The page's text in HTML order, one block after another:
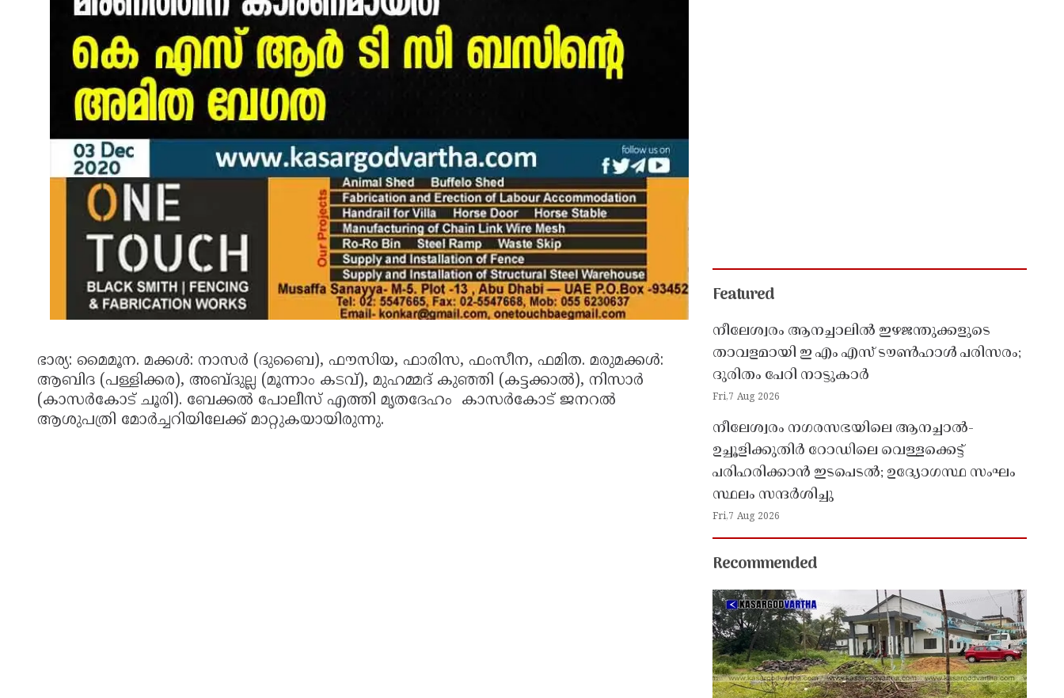
ഭാര്യ: മൈമൂന. മക്കള്‍: നാസര്‍ (ദുബൈ), ഫൗസിയ, ഫാരിസ, ഫംസീന, ഫമിത. മരുമക്കള്‍:
ആബിദ (പള്ളിക്കര), അബ്ദുല്ല (മൂന്നാം കടവ്), മുഹമ്മദ് കുഞ്ഞി (കട്ടക്കാല്‍), നിസാര്‍
(കാസര്‍കോട് ചൂരി). ബേക്കല്‍ പോലീസ് എത്തി മൃതദേഹം കാസര്‍കോട് ജനറല്‍
ആശുപത്രി മോര്‍ച്ചറിയിലേക്ക് മാറ്റുകയായിരുന്നു.
Featured
നീലേശ്വരം ആനച്ചാലിൽ ഇഴജന്തുക്കളുടെ
താവളമായി ഇ എം എസ് ടൗൺഹാൾ പരിസരം;
ദുരിതം പേറി നാട്ടുകാർ
Fri,7 Aug 2026
നീലേശ്വരം നഗരസഭയിലെ ആനച്ചാൽ-
ഉച്ചൂളിക്കുതിർ റോഡിലെ വെള്ളക്കെട്ട്
പരിഹരിക്കാൻ ഇടപെടൽ; ഉദ്യോഗസ്ഥ സംഘം
സ്ഥലം സന്ദർശിച്ചു
Fri,7 Aug 2026
Recommended